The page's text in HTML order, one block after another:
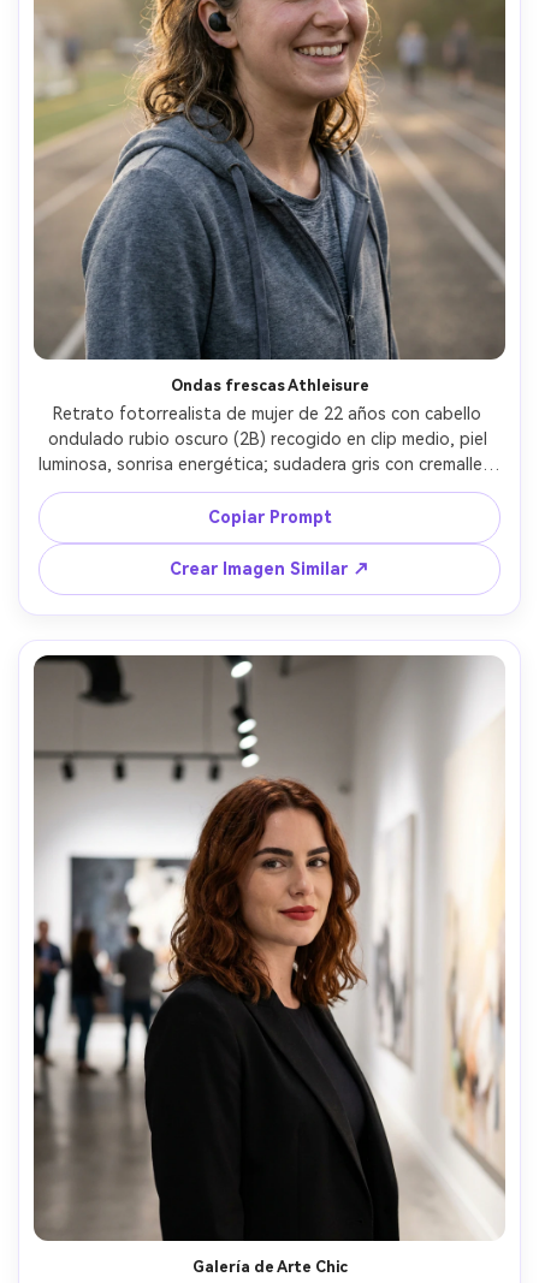
Ondas frescas Athleisure
Retrato fotorrealista de mujer de 22 años con cabello
ondulado rubio oscuro (2B) recogido en clip medio, piel
luminosa, sonrisa energética; sudadera gris con cremallera
y auriculares inalámbricos; pista exterior con niebla a la
mañana; luz fresca de amanecer con relleno suave; Sony
A1, 85mm f/1.8, fondo bokeh; encuadre pecho arriba,
ángulo bajo; ambiente: motivado y fresco; cabellos
sueltos realistas, brillo natural, enfoque nítido, alta
resolución --ar 4:5
Copiar Prompt
Crear Imagen Similar ↗
Galería de Arte Chic